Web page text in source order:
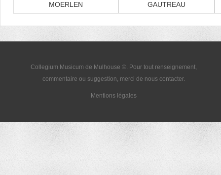
MOERLEN
GAUTREAU
Collegium Musicum de Mulhouse ©. Pour tout renseignement,
commentaire ou suggestion, merci de nous contacter.
Mentions légales